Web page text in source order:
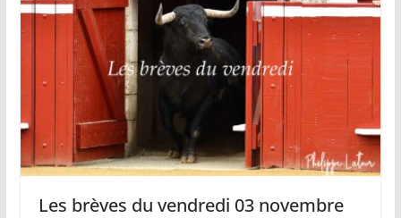
Les brèves du vendredi 03 novembre